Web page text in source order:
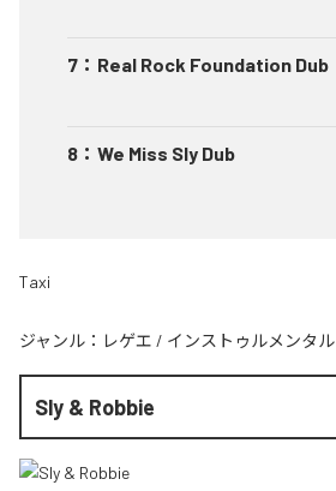
7 ： Real Rock Foundation Dub
8 ： We Miss Sly Dub
Taxi
ジャンル： レゲエ / インストゥルメンタル
Sly & Robbie